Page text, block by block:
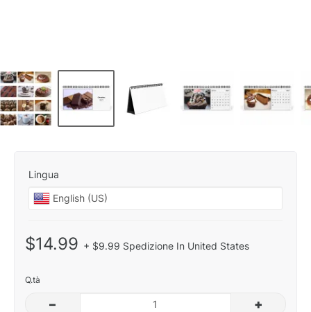
Lingua
$14.99 + $9.99 Spedizione In United States
Q.tà
– +